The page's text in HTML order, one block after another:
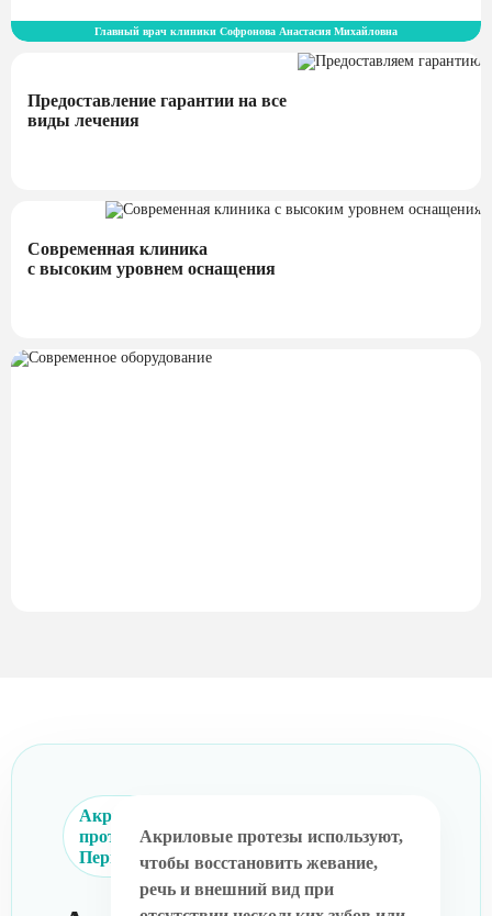
Главный врач клиники Софронова Анастасия Михайловна
Предоставление гарантии на все
виды лечения
Современная клиника
с высоким уровнем оснащения
Акриловые
протезы в
Перми
Акриловые протезы используют,
чтобы восстановить жевание,
речь и внешний вид при